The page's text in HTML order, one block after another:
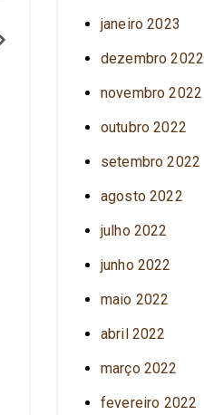
janeiro 2023
dezembro 2022
novembro 2022
outubro 2022
setembro 2022
agosto 2022
julho 2022
junho 2022
maio 2022
abril 2022
março 2022
fevereiro 2022